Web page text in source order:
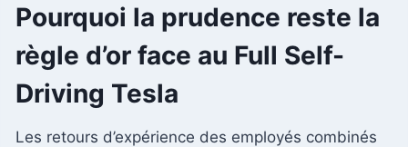
Pourquoi la prudence reste la
règle d’or face au Full Self-
Driving Tesla
Les retours d’expérience des employés combinés